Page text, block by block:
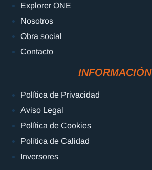
Explorer ONE
Nosotros
Obra social
Contacto
INFORMACIÓN
Política de Privacidad
Aviso Legal
Política de Cookies
Política de Calidad
Inversores